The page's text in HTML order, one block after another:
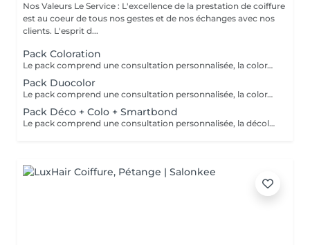
Nos Valeurs Le Service : L'excellence de la prestation de coiffure
est au coeur de tous nos gestes et de nos échanges avec nos
clients. L'esprit d...
Pack Coloration
Le pack comprend une consultation personnalisée, la coloration des racines avec les produits L’OREAL PROFESSIONNEL , shampooing et conditionneur spécifiques REDKEN/ SHU UEMURA, le séchage et les produits de styling REDKEN/ SHU UEMURA Option Coupe : la coupe IGORANCE ( finition sur cheveux secs), le séchage et les produits de finitions REDKEN. * Tarifs à titre indicatifs à confirmer après la consultation personnalisée établit auprès de votre coiffeur/stylist/spécialiste * La direction se réserve le droit d’apporter des modifications pour le bon fonctionnement du salon
Pack Duocolor
Le pack comprend une consultation personnalisée, la coloration des racines et un coup de soleil avec les produits LOREAL PROFESSIONNEL , shampooing et conditionneur spécifiques REDKEN/ SHU UEMURA , le séchage et les produits de styling REDKEN/ SHU UEMURA Option Coupe : la coupe IGORANCE (finitions sur cheveux secs) , le séchage et les produits de styling REDKEN * Tarifs à titre indicatifs à confirmer après la consultation personnalisée établit auprès de votre coiffeur/stylist/spécialiste * La direction se réserve le droit d’apporter des modifications pour le bon fonctionnement du salon
Pack Déco + Colo + Smartbond
Le pack comprend une consultation personnalisée, la décoloration avec son protecteur et le gloss avec les produits LOREAL PROFESSIONNEL , shampooing et conditionneur spécifiques REDKEN , le séchage et les produits de styling REDKEN Option Coupe : la coupe IGORANCE (finition sur cheveux secs), le séchage et les produits de styling REDKEN. * Tarifs à titre indicatifs à confirmer après la consultation personnalisée établit auprès de votre coiffeur/stylist/spécialiste * La direction se réserve le droit d’apporter des modifications pour le bon fonctionnement du salon